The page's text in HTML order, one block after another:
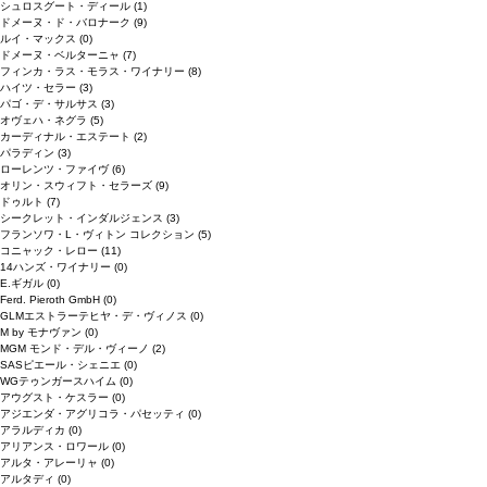
シュロスグート・ディール (1)
ドメーヌ・ド・バロナーク (9)
ルイ・マックス (0)
ドメーヌ・ベルターニャ (7)
フィンカ・ラス・モラス・ワイナリー (8)
ハイツ・セラー (3)
パゴ・デ・サルサス (3)
オヴェハ・ネグラ (5)
カーディナル・エステート (2)
パラディン (3)
ローレンツ・ファイヴ(6)
オリン・スウィフト・セラーズ (9)
ドゥルト (7)
シークレット・インダルジェンス (3)
フランソワ・L・ヴィトン コレクション (5)
コニャック・レロー (11)
14ハンズ・ワイナリー (0)
E.ギガル (0)
Ferd. Pieroth GmbH (0)
GLMエストラーテヒヤ・デ・ヴィノス (0)
M by モナヴァン (0)
MGM モンド・デル・ヴィーノ (2)
SASピエール・シェニエ (0)
WGテゥンガースハイム (0)
アウグスト・ケスラー (0)
アジエンダ・アグリコラ・パセッティ (0)
アラルディカ (0)
アリアンス・ロワール (0)
アルタ・アレーリャ (0)
アルタディ (0)